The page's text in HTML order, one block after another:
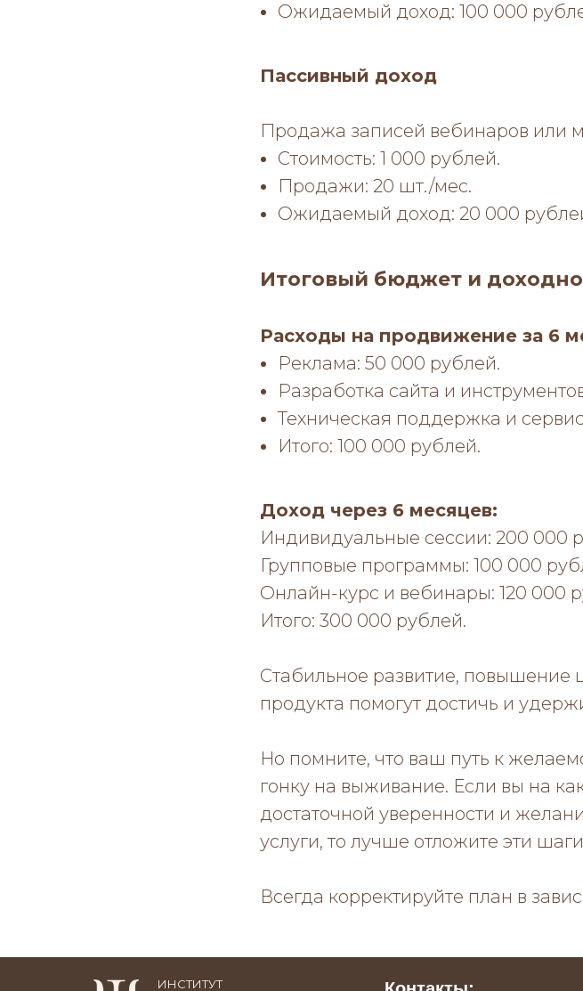
Ожидаемый доход: 100 000
Пассивный доход
Продажа записей вебинаров или
Стоимость: 1 000 рублей.
Продажи: 20 шт./мес.
Ожидаемый доход: 20 000
Итоговый бюджет и
Расходы на продвижение за 6
Реклама: 50 000 рублей.
Разработка сайта и
Техническая поддержка и
Итого: 100 000 рублей.
Доход через 6 месяцев:
Индивидуальные сессии: 200 000
Групповые программы: 100 000
Онлайн-курс и вебинары: 120 000
Итого: 300 000 рублей.
Стабильное развитие, повышение
продукта помогут достичь и
Но помните, что ваш путь к
гонку на выживание. Если вы на
достаточной уверенности и
услуги, то лучше отложите эти
Всегда корректируйте план в
ИНСТИТУТ